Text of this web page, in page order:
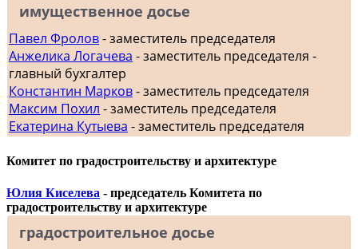
имущественное досье
Павел Фролов- заместитель председателя
Анжелика Логачева - заместитель председателя -
главный бухгалтер
Константин Марков- заместитель председателя
Максим Похил - заместитель председателя
Екатерина Кутыева - заместитель председателя
Комитет по градостроительству и архитектуре
Юлия Киселева - председатель Комитета по
градостроительству и архитектуре
градостроительное досье